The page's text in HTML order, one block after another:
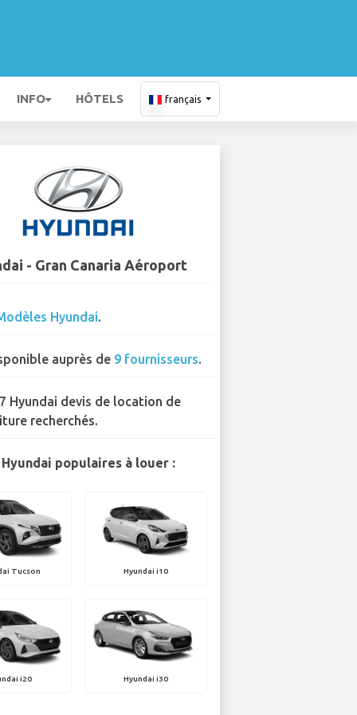
INFO HÔTELS français
- Gran Canaria Aéroport
Hyundai.
auprès de 9 fournisseurs.
Hyundai devis de location de
recherchés.
populaires à louer :
Tucson Hyundai i10
i20 Hyundai i30